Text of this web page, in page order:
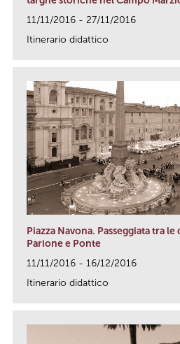
11/11/2016 - 27/11/2016
Itinerario didattico
Piazza Navona. Passeggiata tra
Parione e Ponte
11/11/2016 - 16/12/2016
Itinerario didattico